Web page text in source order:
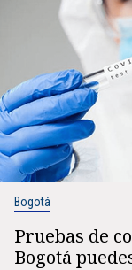
Bogotá
Pruebas de
Bogotá